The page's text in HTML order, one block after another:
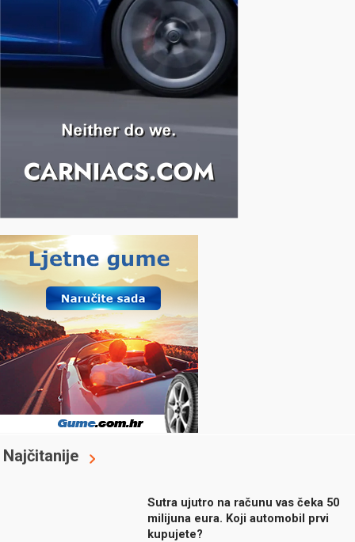
Najčitanije
Sutra ujutro na računu vas čeka 50
milijuna eura. Koji automobil prvi
kupujete?